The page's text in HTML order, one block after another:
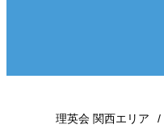
理英会 関西エリア